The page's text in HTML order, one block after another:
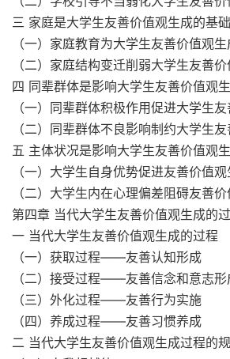
三 家庭是大学生友善价值观生成的基
（一）家庭教育为大学生友善价值观
（二）家庭结构变迁削弱大学生友善
四 同辈群体是影响大学生友善价值观
（一）同辈群体积极作用促进大学生
（二）同辈群体不良影响制约大学生
五 主体状况是影响大学生友善价值观
（一）大学生自身优势促进友善价值
（二）大学生内在心理偏差阻碍友善
第四章 当代大学生友善价值观生成的
一 当代大学生友善价值观生成的过程
（一）获取过程——友善认知形成
（二）接受过程——友善信念和意志形
（三）外化过程——友善行为实施
（四）养成过程——友善习惯养成
二 当代大学生友善价值观生成过程的